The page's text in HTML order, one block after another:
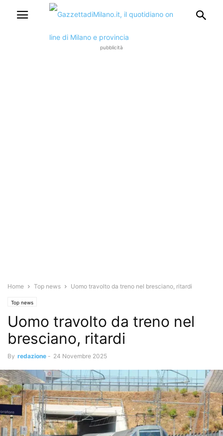
pubblicità
Home Top news Uomo travolto da treno nel bresciano, ritardi
Top news
Uomo travolto da treno nel
bresciano, ritardi
By redazione - 24 Novembre 2025